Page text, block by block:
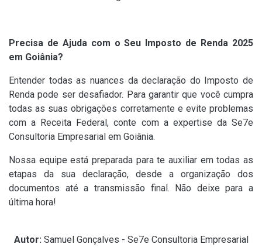
Precisa de Ajuda com o Seu Imposto de Renda 2025
em Goiânia?
Entender todas as nuances da declaração do Imposto de
Renda pode ser desafiador. Para garantir que você cumpra
todas as suas obrigações corretamente e evite problemas
com a Receita Federal, conte com a expertise da Se7e
Consultoria Empresarial em Goiânia.
Nossa equipe está preparada para te auxiliar em todas as
etapas da sua declaração, desde a organização dos
documentos até a transmissão final. Não deixe para a
última hora!
Autor: Samuel Gonçalves - Se7e Consultoria Empresarial